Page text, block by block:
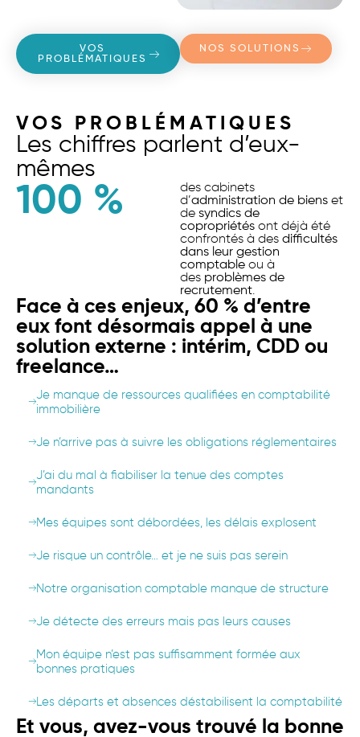
VOS
PROBLÉMATIQUES
NOS SOLUTIONS
VOS PROBLÉMATIQUES
Les chiffres parlent d’eux-
mêmes
100 %
des cabinets
d’administration de biens et
de syndics de
copropriétés ont déjà été
confrontés à des difficultés
dans leur gestion
comptable ou à
des problèmes de
recrutement.
Face à ces enjeux, 60 % d’entre
eux font désormais appel à une
solution externe : intérim, CDD ou
freelance…
Je manque de ressources qualifiées en comptabilité
immobilière
Je n’arrive pas à suivre les obligations réglementaires
J’ai du mal à fiabiliser la tenue des comptes
mandants
Mes équipes sont débordées, les délais explosent
Je risque un contrôle… et je ne suis pas serein
Notre organisation comptable manque de structure
Je détecte des erreurs mais pas leurs causes
Mon équipe n’est pas suffisamment formée aux
bonnes pratiques
Les départs et absences déstabilisent la comptabilité
Et vous, avez-vous trouvé la bonne